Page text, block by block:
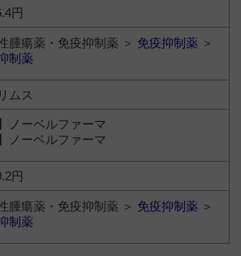
円
腫瘍薬・免疫抑制薬 ＞ 免疫抑制薬 ＞
制薬
ムス
ノーベルファーマ
ノーベルファーマ
円
腫瘍薬・免疫抑制薬 ＞ 免疫抑制薬 ＞
制薬